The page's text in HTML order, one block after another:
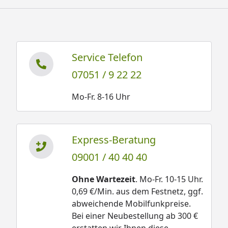
Service Telefon
07051 / 9 22 22
Mo-Fr. 8-16 Uhr
Express-Beratung
09001 / 40 40 40
Ohne Wartezeit. Mo-Fr. 10-15 Uhr.
0,69 €/Min. aus dem Festnetz, ggf.
abweichende Mobilfunkpreise.
Bei einer Neubestellung ab 300 €